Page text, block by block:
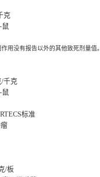
克
用没有报告以外的其他致死剂量值。
/千克
标准
/板